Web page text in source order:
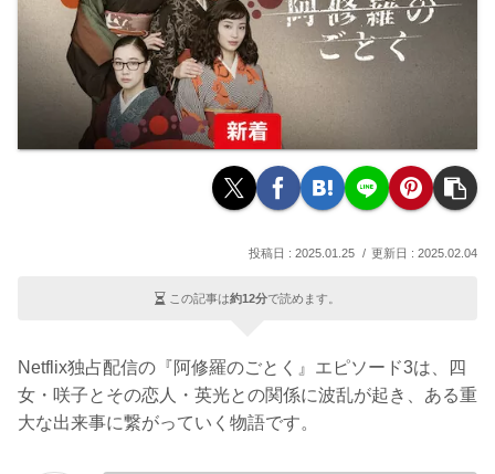
2025.01.25 2025.02.04
この記事は約12分で読めます。
Netflix独占配信の『阿修羅のごとく』エピソード3は、四
女・咲子とその恋人・英光との関係に波乱が起き、ある重
大な出来事に繋がっていく物語です。